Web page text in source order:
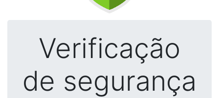
Verificação
de segurança